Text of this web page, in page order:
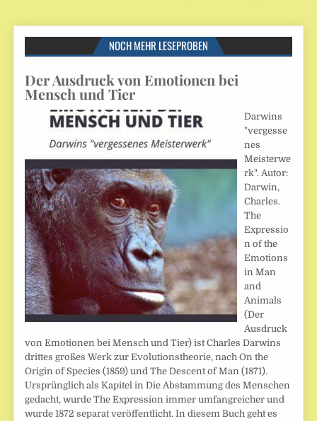
NOCH MEHR LESEPROBEN
Der Ausdruck von Emotionen bei
Mensch und Tier
Darwins
"vergesse
nes
Meisterwe
rk". Autor:
Darwin,
Charles.
The
Expressio
n of the
Emotions
in Man
and
Animals
(Der
Ausdruck
von Emotionen bei Mensch und Tier) ist Charles Darwins
drittes großes Werk zur Evolutionstheorie, nach On the
Origin of Species (1859) und The Descent of Man (1871).
Ursprünglich als Kapitel in Die Abstammung des Menschen
gedacht, wurde The Expression immer umfangreicher und
wurde 1872 separat veröffentlicht. In diesem Buch geht es